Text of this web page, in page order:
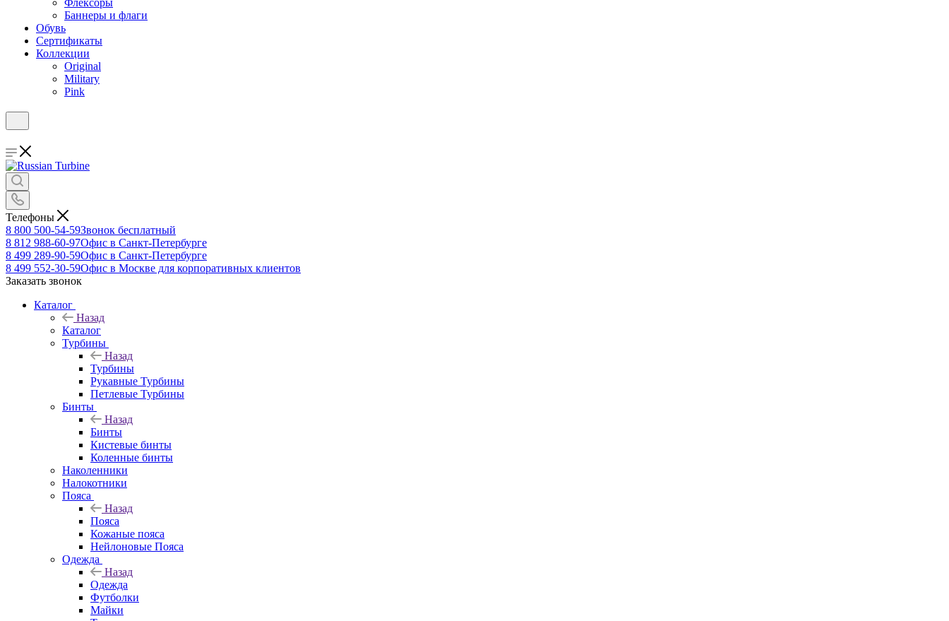
Флексоры
Баннеры и флаги
Обувь
Сертификаты
Коллекции
Original
Military
Pink
Телефоны
8 800 500-54-59Звонок бесплатный
8 812 988-60-97Офис в Санкт-Петербурге
8 499 289-90-59Офис в Санкт-Петербурге
8 499 552-30-59Офис в Москве для корпоративных клиентов
Заказать звонок
Каталог
Назад
Каталог
Турбины
Назад
Турбины
Рукавные Турбины
Петлевые Турбины
Бинты
Назад
Бинты
Кистевые бинты
Коленные бинты
Наколенники
Налокотники
Пояса
Назад
Пояса
Кожаные пояса
Нейлоновые Пояса
Одежда
Назад
Одежда
Футболки
Майки